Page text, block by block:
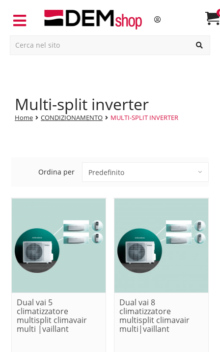
multi-split inverter
Home CONDIZIONAMENTO MULTI-SPLIT INVERTER
Ordina per
Dual vai 5
climatizzatore
multisplit climavair
multi |vaillant
Dual vai 8
climatizzatore
multisplit climavair
multi|vaillant